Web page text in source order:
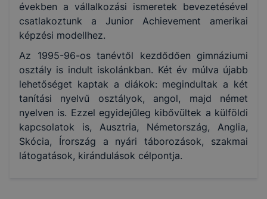
években a vállalkozási ismeretek bevezetésével
csatlakoztunk a Junior Achievement amerikai
képzési modellhez.
Az 1995-96-os tanévtől kezdődően gimnáziumi
osztály is indult iskolánkban. Két év múlva újabb
lehetőséget kaptak a diákok: megindultak a két
tanítási nyelvű osztályok, angol, majd német
nyelven is. Ezzel egyidejűleg kibővültek a külföldi
kapcsolatok is, Ausztria, Németország, Anglia,
Skócia, Írország a nyári táborozások, szakmai
látogatások, kirándulások célpontja.